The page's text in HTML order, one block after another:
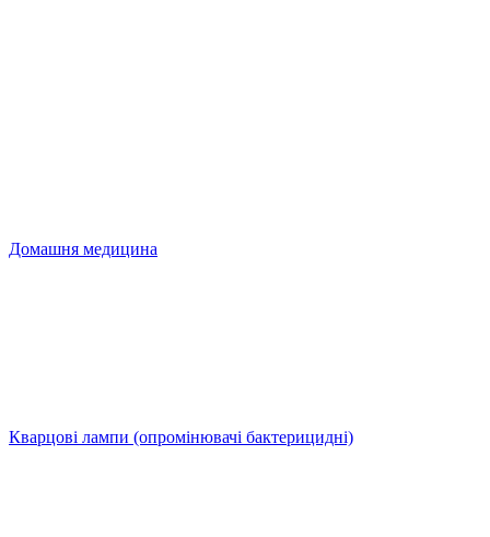
Домашня медицина
Кварцові лампи (опромінювачі бактерицидні)